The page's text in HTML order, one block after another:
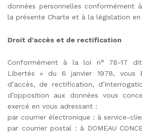
données personnelles conformément
la présente Charte et à la législation en
Droit d’accès et de rectification
Conformément à la loi n° 78-17
Libertés » du 6 janvier 1978, vous
d’accès, de rectification,
d’opposition aux données vous
exercé en vous adressant :
par courrier électronique : à service-
par courrier postal : à DOMEAU